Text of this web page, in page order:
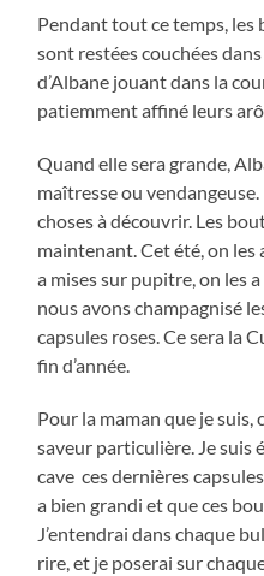
Pendant tout ce temps, les
sont restées couchées
d’Albane jouant dans la
patiemment affiné leurs
Quand elle sera grande,
maîtresse ou
choses à découvrir. Les
maintenant. Cet été, on les
a mises sur pupitre, on les
nous avons champagnisé
capsules roses. Ce sera la
fin d’année.
Pour la maman que je suis,
saveur particulière. Je suis
cave ces dernières
a bien grandi et que ces
J’entendrai dans chaque
rire, et je poserai sur